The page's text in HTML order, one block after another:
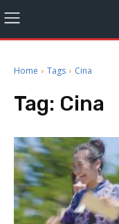
Home Tags Cina
Tag: Cina